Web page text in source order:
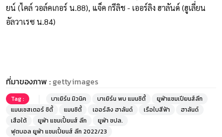
ยน์ (ไคล์ วอล์คเกอร์ น.88), แจ็ค กรีลิช - เออร์ลิง ฮาลันด์ (ฮูเลี่ยน
อัลวาเรซ น.84)
ที่มาของภาพ : gettyimages
Tag : บาเยิร์น มิวนิค บาเยิร์น พบ แมนซิตี้
ยูฟ่าแชมเปียนส์ลีก
แมนเชสเตอร์ ซิตี้
แมนซิตี้ เออร์ลิง ฮาลันด์ เรือใบสีฟ้า
ฮาลันด์
เสือใต้
ยูฟ่า แชมเปี้ยนส์ ลีก
ยูฟ่า ชปล.
ฟุตบอล ยูฟ่า แชมเปี้ยนส์ ลีก 2022/23